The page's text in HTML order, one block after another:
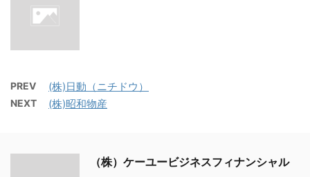
PREV (株)日動（ニチドウ）
NEXT (株)昭和物産
（株）ケーユービジネスフィナンシャル